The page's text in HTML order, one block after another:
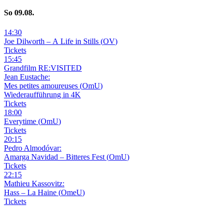
So 09.08.
14:30
Joe Dilworth – A Life in Stills (OV)
Tickets
15:45
Grandfilm RE:VISITED
Jean Eustache:
Mes petites amoureuses (OmU)
Wiederaufführung in 4K
Tickets
18:00
Everytime (OmU)
Tickets
20:15
Pedro Almodóvar:
Amarga Navidad – Bitteres Fest (OmU)
Tickets
22:15
Mathieu Kassovitz:
Hass – La Haine (OmeU)
Tickets